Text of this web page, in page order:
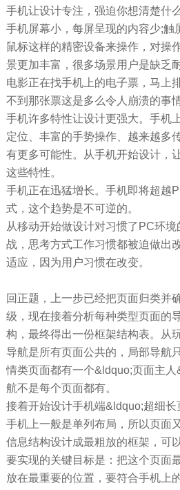
手机让设计专注，强迫你想清楚什
手机屏幕小，每屏呈现的内容少;触
鼠标这样的精密设备来操作，对操
景更加丰富，很多场景用户是缺乏
电影正在找手机上的电子票，马上
不到那张票这是多么令人崩溃的事情
手机许多特性让设计更强大。手机
定位、丰富的手势操作、越来越多
有更多可能性。从手机开始设计，
这些特性。
手机正在迅猛增长。手机即将超越
式，这个趋势是不可逆的。
从移动开始做设计对习惯了PC环
战，思考方式工作习惯都被迫做出
适应，因为用户习惯在改变。
回正题，上一步已经把页面归类并
级，现在接着分析每种类型页面的
构，最终得出一份框架结构表。从
导航是所有页面公共的，局部导航
情类页面都有一个&ldquo;页面主
航不是每个页面都有。
接着开始设计手机端&ldquo;超细
手机上一般是单列布局，所以页面
信息结构设计成最粗放的框架，可
要实现的关键目标是：把这个页面
放在最重要的位置，要符合手机上